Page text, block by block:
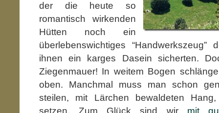
der die heute so
romantisch wirkenden
Hütten noch ein
überlebenswichtiges
ihnen ein karges Dasein sicherten.
Ziegenmauer! In weitem Bogen
oben. Manchmal muss man schon
steilen, mit Lärchen bewaldeten
setzen. Zum Glück sind wir mit